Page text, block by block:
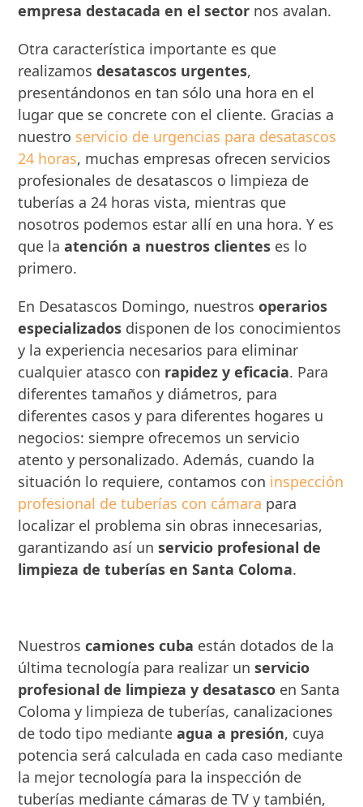
empresa destacada en el sector nos avalan.
Otra característica importante es que
realizamosdesatascos urgentes,
presentándonos en tan sólo una hora en el
lugar que se concrete con el cliente. Gracias a
nuestro servicio de urgencias para desatascos
24 horas, muchas empresas ofrecen servicios
profesionales de desatascos o limpieza de
tuberías a 24 horas vista, mientras que
nosotros podemos estar allí en una hora. Y es
que laatención a nuestros clientes es lo
primero.
En Desatascos Domingo, nuestrosoperarios
especializados disponen de los conocimientos
y la experiencia necesarios para eliminar
cualquier atasco con rapidez y eficacia. Para
diferentes tamaños y diámetros, para
diferentes casos y para diferentes hogares u
negocios: siempre ofrecemos un servicio
atento y personalizado. Además, cuando la
situación lo requiere, contamos con inspección
profesional de tuberías con cámara para
localizar el problema sin obras innecesarias,
garantizando así unservicio profesional de
limpieza de tuberías en Santa Coloma.
Nuestroscamiones cuba están dotados de la
última tecnología para realizar unservicio
profesional de limpieza y desatasco en Santa
Coloma y limpieza de tuberías, canalizaciones
de todo tipo medianteagua a presión, cuya
potencia será calculada en cada caso mediante
la mejor tecnología para la inspección de
tuberías mediante cámaras de TV y también,